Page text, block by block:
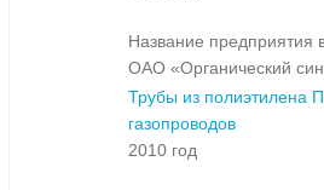
Название предприятия
ОАО «Органический
Трубы из полиэтилена
газопроводов
2010 год